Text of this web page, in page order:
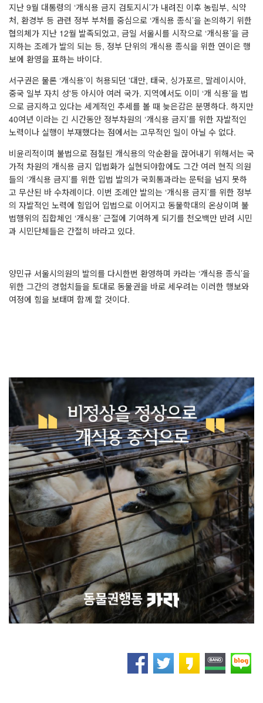
지난 9월 대통령의 ‘개식용 금지 검토지시’가 내려진 이후 농림부, 식약
처, 환경부 등 관련 정부 부처를 중심으로 ‘개식용 종식’을 논의하기 위한
협의체가 지난 12월 발족되었고, 금일 서울시를 시작으로 ‘개식용’을 금
지하는 조례가 발의 되는 등, 정부 단위의 개식용 종식을 위한 연이은 행
보에 환영을 표하는 바이다.
서구권은 물론 ‘개식용’이 허용되던 '대만, 태국, 싱가포르, 말레이시아,
중국 일부 자치 성'등 아시아 여러 국가. 지역에서도 이미 ‘개 식용’을 법
으로 금지하고 있다는 세계적인 추세를 볼 때 늦은감은 분명하다. 하지만
40여년 이라는 긴 시간동안 정부차원의 ‘개식용 금지’를 위한 자발적인
노력이나 실행이 부재했다는 점에서는 고무적인 일이 아닐 수 없다.
비윤리적이며 불법으로 점철된 개식용의 악순환을 끊어내기 위해서는 국
가적 차원의 개식용 금지 입법화가 실현되야함에도 그간 여러 현직 의원
들의 ‘개식용 금지’를 위한 입법 발의가 국회통과라는 문턱을 넘지 못하
고 무산된 바 수차례이다. 이번 조례안 발의는 ‘개식용 금지’를 위한 정부
의 자발적인 노력에 힘입어 입법으로 이어지고 동물학대의 온상이며 불
법행위의 집합체인 ‘개식용’ 근절에 기여하게 되기를 천오백만 반려 시민
과 시민단체들은 간절히 바라고 있다.
양민규 서울시의원의 발의를 다시한번 환영하며 카라는 ‘개식용 종식’을
위한 그간의 경험치들을 토대로 동물권을 바로 세우려는 이러한 행보와
여정에 힘을 보태며 함께 할 것이다.